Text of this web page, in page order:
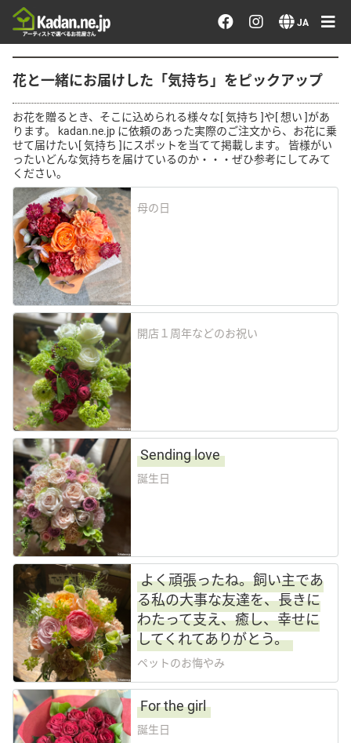
JA
お花を注文する・探す
最近のオーダー作品
アーティストで選ぶ
届けたい気持ちで選ぶ
会員メニュー
ログイン
会員登録
その他
花言葉辞典
注文方法・送料など
初めてのお客様
プライバシーポリシー
facebook
instagram
Language
花と一緒にお届けした「気持ち」をピックアップ
お花を贈るとき、そこに込められる様々な[ 気持ち ]や[ 想い ]があ
ります。 kadan.ne.jp に依頼のあった実際のご注文から、お花に乗
せて届けたい[ 気持ち ]にスポットを当てて掲載します。 皆様がい
ったいどんな気持ちを届けているのか・・・ぜひ参考にしてみて
ください。
母の日
開店１周年などのお祝い
Sending love
誕生日
よく頑張ったね。飼い主であ
る私の大事な友達を、長きに
わたって支え、癒し、幸せに
してくれてありがとう。
ペットのお悔やみ
For the girl
誕生日